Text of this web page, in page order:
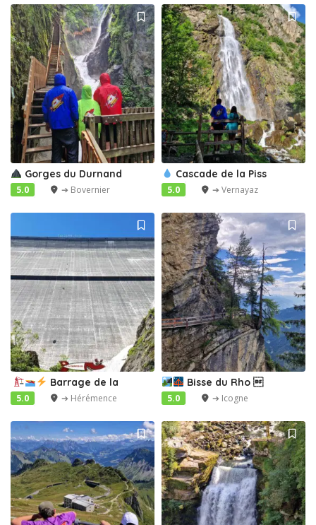
Gorges du Durnand
5.0 ➔ Bovernier
Cascade de la Piss
5.0 ➔ Vernayaz
Barrage de la
5.0 ➔ Hérémence
Bisse du Rho 
5.0 ➔ Icogne